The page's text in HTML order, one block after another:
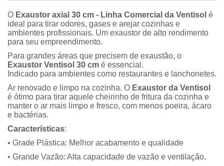
O Exaustor axial 30 cm - Linha Comercial da Ventisol é
ideal para tirar odores, gases e arejar cozinhas e
ambientes profissionais. Um exaustor de alto rendimento
para seu empreendimento.
Para grandes áreas que precisem de exaustão, o
Exaustor Ventisol 30 cm é essencial.
Indicado para ambientes como restaurantes e lanchonetes.
Ar renovado e limpo na cozinha. O Exaustor da Ventisol
é ótimo para tirar aquele cheirinho de fritura da cozinha e
manter o ar mais limpo e fresco, com menos poeira, ácaro
e bactérias.
Características:
• Grade Plástica: Melhor acabamento e qualidade
• Grande Vazão: Alta capacidade de vazão e ventilação.